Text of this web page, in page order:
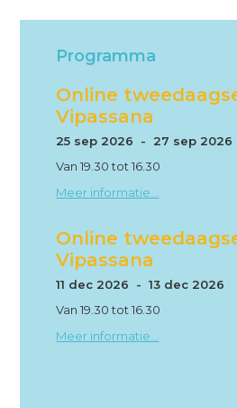
Programma
Online
Vipassana
25 sep 2026 - 27 sep 2026
Van 19.30 tot 16.30
Meer informatie...
Online
Vipassana
11 dec 2026 - 13 dec 2026
Van 19.30 tot 16.30
Meer informatie...